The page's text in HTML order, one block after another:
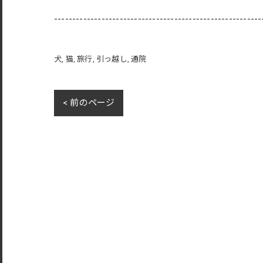
犬 猫 旅行 引っ越し 通院
< 前のページ